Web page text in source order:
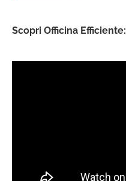
Scopri Officina Efficiente: